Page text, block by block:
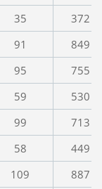
35
372
91
849
95
755
59
530
99
713
58
449
109
887